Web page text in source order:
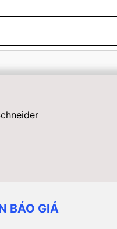
BÁO GIÁ